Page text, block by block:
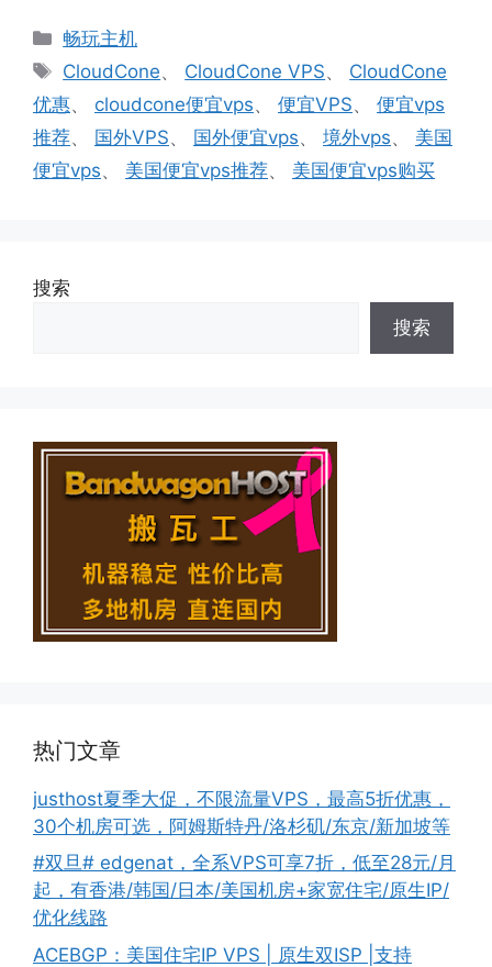
分
类
畅玩主机
标
签
CloudCone、 CloudCone VPS、 CloudCone
优惠、 cloudcone便宜vps、 便宜VPS、 便宜vps
推荐、 国外VPS、 国外便宜vps、 境外vps、 美国
便宜vps、 美国便宜vps推荐、 美国便宜vps购买
搜索
搜索
热门文章
justhost夏季大促，不限流量VPS，最高5折优惠，
30个机房可选，阿姆斯特丹/洛杉矶/东京/新加坡等
#双旦# edgenat，全系VPS可享7折，低至28元/月
起，有香港/韩国/日本/美国机房+家宽住宅/原生IP/
优化线路
ACEBGP：美国住宅IP VPS | 原生双ISP |支持